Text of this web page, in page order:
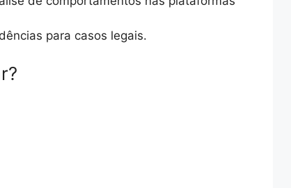
para casos legais.